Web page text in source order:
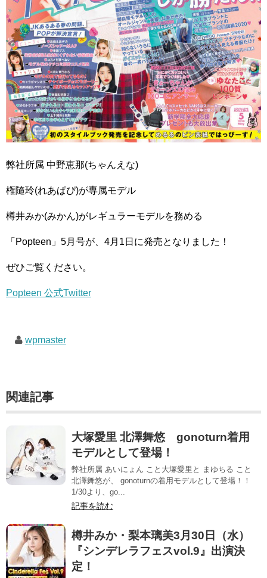
弊社所属 中野恵那(ちゃんえな)
権隨玲(れあぱぴ)が専属モデル
樽井みか(みかん)がレギュラーモデルを務める
「Popteen」5月号が、4月1日に発売となりました！
ぜひご覧ください。
Popteen 公式Twitter
wpmaster
関連記事
大塚愛里 北澤舞悠 gonoturn着用
モデルとして登場！
弊社所属 あいにょん こと大塚愛里と まゆちる こと
北澤舞悠が、 gonoturnの着用モデルとして登場！！
1/30より、go...
記事を読む
樽井みか・梨本璃美3月30日（水）
『シンデレラフェスvol.9』出演決
定！